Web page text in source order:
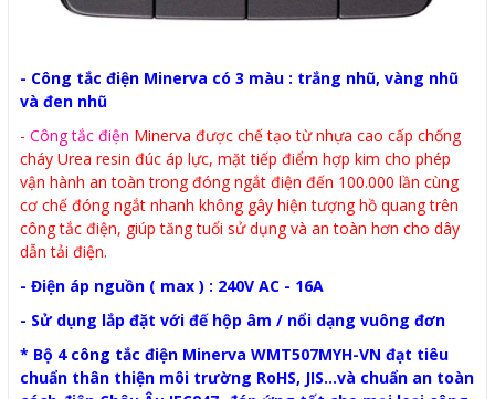
- Công tắc điện Minerva có 3 màu : trắng nhũ, vàng nhũ
và đen nhũ
- Công tắc điện Minerva được chế tạo từ nhựa cao cấp chống
cháy Urea resin đúc áp lực, mặt tiếp điểm hợp kim cho phép
vận hành an toàn trong đóng ngắt điện đến 100.000 lần cùng
cơ chế đóng ngắt nhanh không gây hiện tượng hồ quang trên
công tắc điện, giúp tăng tuổi sử dụng và an toàn hơn cho dây
dẫn tải điện.
- Điện áp nguồn ( max ) : 240V AC - 16A
- Sử dụng lắp đặt với đế hộp âm / nổi dạng vuông đơn
* Bộ 4 công tắc điện Minerva WMT507MYH-VN đạt tiêu
chuẩn thân thiện môi trường RoHS, JIS...và chuẩn an toàn